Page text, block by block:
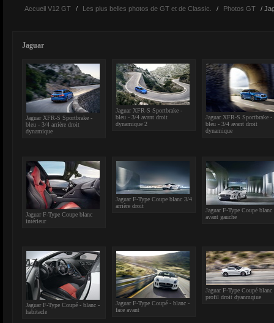
Accueil V12 GT / Les plus belles photos de GT et de Classic. / Photos GT /
Jaguar
Jaguar XFR-S Sportbrake -
bleu - 3/4 arrière droit
dynamique
Jaguar XFR-S Sportbrake -
bleu - 3/4 avant droit
dynamique 2
Jaguar XFR-S Sportbrake -
bleu - 3/4 avant droit
dynamique
Jaguar F-Type Coupe blanc
intérieur
Jaguar F-Type Coupe blanc 3/4
arrière droit
Jaguar F-Type Coupe blanc
avant gauche
Jaguar F-Type Coupé - blanc -
habitacle
Jaguar F-Type Coupé - blanc -
face avant
Jaguar F-Type Coupé blanc
profil droit dyanmqiue